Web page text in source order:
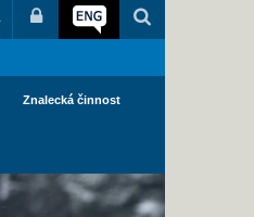
Znalecká činnost